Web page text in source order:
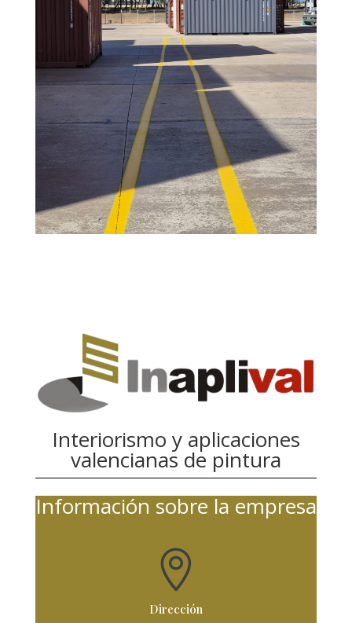
Interiorismo y aplicaciones
valencianas de pintura
Información sobre la empresa

Dirección